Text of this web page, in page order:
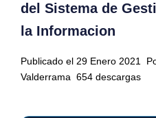
del Sistema de
la Informacion
Publicado el 29 Enero 2021
Valderrama 654 descargas